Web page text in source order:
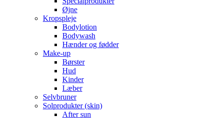
Øjne
Kropspleje
Bodylotion
Bodywash
Hænder og fødder
Make-up
Børster
Hud
Kinder
Læber
Selvbruner
Solprodukter (skin)
After sun